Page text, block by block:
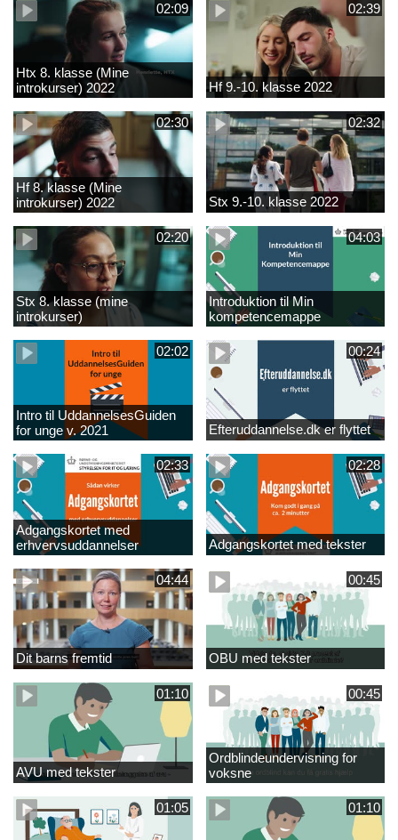
02:09
Htx 8. klasse (Mine
introkurser) 2022
02:39
Hf 9.-10. klasse 2022
02:30
Hf 8. klasse (Mine
introkurser) 2022
02:32
Stx 9.-10. klasse 2022
02:20
Stx 8. klasse (mine
introkurser)
04:03
Introduktion til Min
kompetencemappe
02:02
Intro til UddannelsesGuiden
for unge v. 2021
00:24
Efteruddannelse.dk er flyttet
02:33
Adgangskortet med
erhvervsuddannelser
02:28
Adgangskortet med tekster
04:44
Dit barns fremtid
00:45
OBU med tekster
01:10
AVU med tekster
00:45
Ordblindeundervisning for
voksne
01:05 01:10